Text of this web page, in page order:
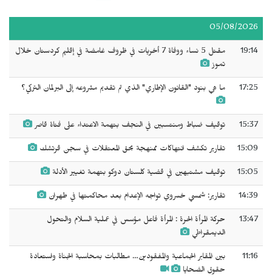
05/08/2026
19:14
مقتل 5 نساء ووفاة 7 أخريات في ظروف غامضة في إقليم كردستان خلال
تموز
17:25 ما هي بنود "القانون الإطاري" الذي تم تقديم مشروعه إلى البرلمان التركي؟
15:37 توقيف ضباط ومنتسبين في النجف بتهمة الاعتداء على فتاة قاصر
15:09 تقارير تكشف انتهاكات ممنهجة بحق المعتقلات في سجن قرتشك
15:05 توقيف مشتبهين في قضية كلستان دوكو بتهمة تغيير الأدلة
14:39 تقارير: شمسي خسروي تواجه الإعدام بعد محاكمتها في طهران
13:47
حركة المرأة الحرة : المرأة فاعل مؤسس في عملية السلام والتحول
الديمقراطي
11:16
بين المقابر الجماعية والمفقودين… مطالبات بمحاسبة الجناة واستعادة
حقوق الضحايا